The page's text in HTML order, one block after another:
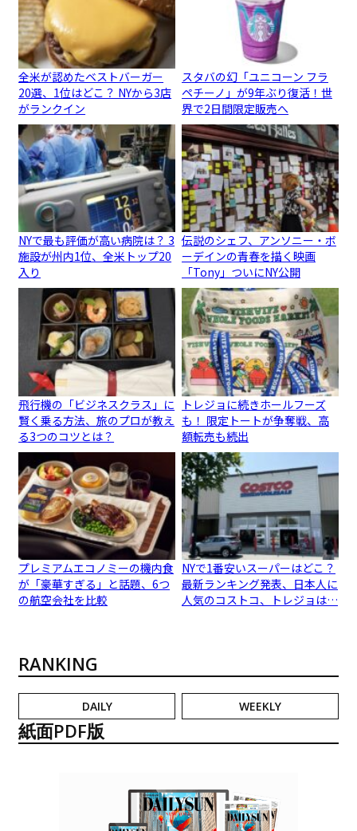
全米が認めたベストバーガー
20選、1位はどこ？ NYから3店
がランクイン
スタバの幻「ユニコーン フラ
ペチーノ」が9年ぶり復活！世
界で2日間限定販売へ
NYで最も評価が高い病院は？ 3
施設が州内1位、全米トップ20
入り
伝説のシェフ、アンソニー・ボ
ーデインの青春を描く映画
「Tony」ついにNY公開
飛行機の「ビジネスクラス」に
賢く乗る方法、旅のプロが教え
る3つのコツとは？
トレジョに続きホールフーズ
も！ 限定トートが争奪戦、高
額転売も続出
プレミアムエコノミーの機内食
が「豪華すぎる」と話題、6つ
の航空会社を比較
NYで1番安いスーパーはどこ？
最新ランキング発表、日本人に
人気のコストコ、トレジョは…
RANKING
DAILY WEEKLY
紙面PDF版